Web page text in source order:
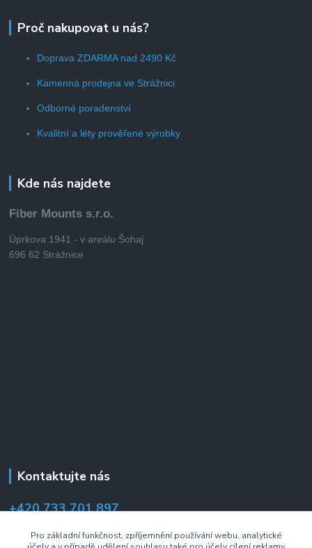
Proč nakupovat u nás?
Doprava ZDARMA nad 2490 Kč
Kamenná prodejna ve Strážnici
Odborné poradenství
Kvalitní a léty prověřené výrobky
Kde nás najdete
Fiber Mounts s.r.o.
Úprkova 1941 - v areálu Šohaj
696 62 Strážnice
Kontaktujte nás
+420 733 701 897
Pro základní funkčnost, zpříjemnění používání webu, analytické